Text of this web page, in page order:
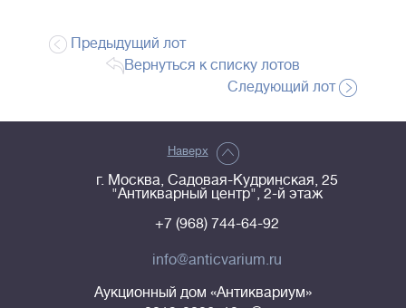
Предыдущий лот
Вернуться к списку лотов
Следующий лот
Наверх
г. Москва, Садовая-Кудринская, 25
"Антикварный центр", 2-й этаж
+7 (968) 744-64-92
info@anticvarium.ru
Аукционный дом «Антиквариум»